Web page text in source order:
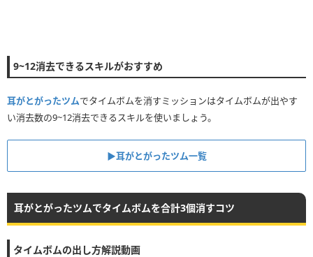
9~12消去できるスキルがおすすめ
耳がとがったツムでタイムボムを消すミッションはタイムボムが出やす
い消去数の9~12消去できるスキルを使いましょう。
▶︎耳がとがったツム一覧
耳がとがったツムでタイムボムを合計3個消すコツ
タイムボムの出し方解説動画